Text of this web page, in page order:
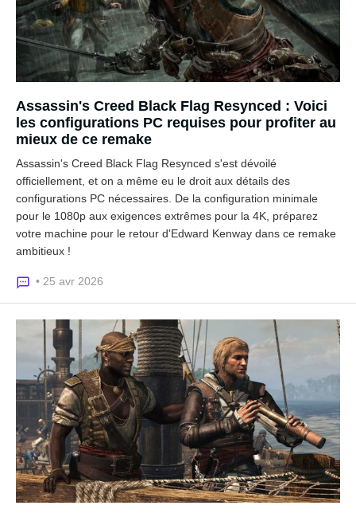
Assassin's Creed Black Flag Resynced : Voici
les configurations PC requises pour profiter au
mieux de ce remake
Assassin's Creed Black Flag Resynced s'est dévoilé
officiellement, et on a même eu le droit aux détails des
configurations PC nécessaires. De la configuration minimale
pour le 1080p aux exigences extrêmes pour la 4K, préparez
votre machine pour le retour d'Edward Kenway dans ce remake
ambitieux !
• 25 avr 2026